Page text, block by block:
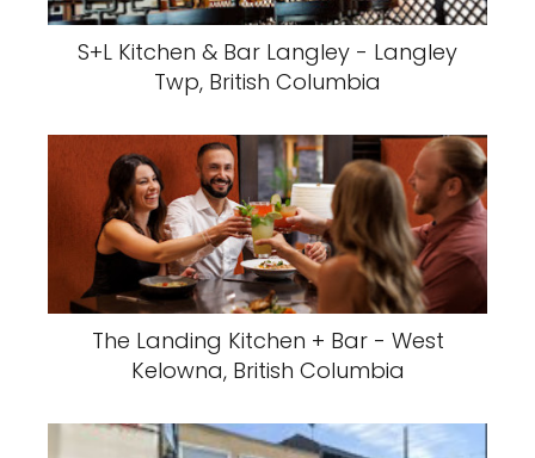
S+L Kitchen & Bar Langley - Langley
Twp, British Columbia
The Landing Kitchen + Bar - West
Kelowna, British Columbia